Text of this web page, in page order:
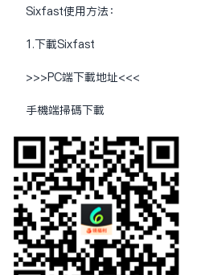
Sixfast使用方法：
1.下载Sixfast
>>>PC端下载地址<<<
手机端扫码下载